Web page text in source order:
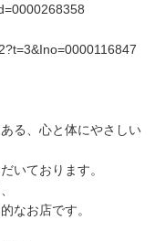
る、心と体にやさしい
いております。
なお店です。